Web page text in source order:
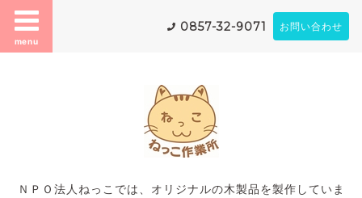
menu
0857-32-9071 お問い合わせ
ＮＰＯ法人ねっこでは、オリジナルの木製品を製作していま